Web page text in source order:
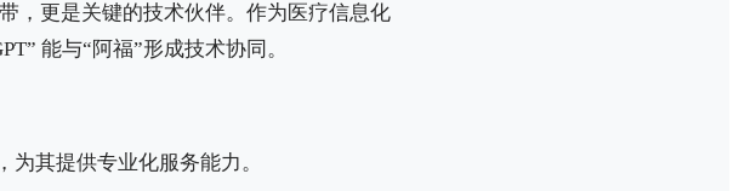
，更是关键的技术伙伴。作为医疗信息化
能与“阿福”形成技术协同。
其提供专业化服务能力。